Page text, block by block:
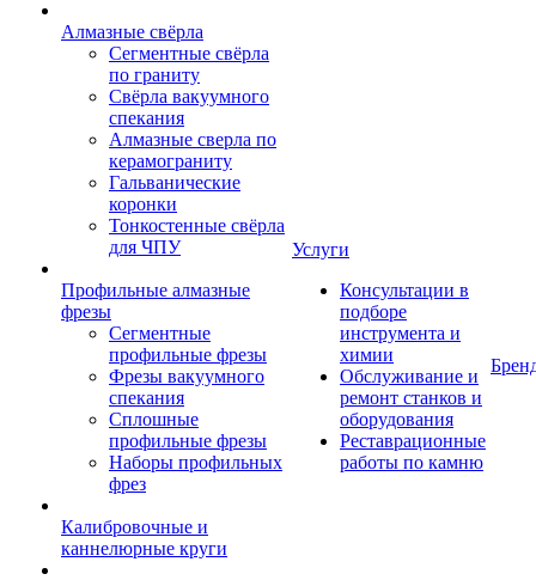
Алмазные свёрла
Сегментные свёрла
по граниту
Свёрла вакуумного
спекания
Алмазные сверла по
керамограниту
Гальванические
коронки
Тонкостенные свёрла
для ЧПУ
Профильные алмазные
фрезы
Сегментные
профильные фрезы
Фрезы вакуумного
спекания
Сплошные
профильные фрезы
Наборы профильных
фрез
Калибровочные и
каннелюрные круги
Услуги
Консультации в
подборе
инструмента и
химии
Обслуживание и
ремонт станков и
оборудования
Реставрационные
работы по камню